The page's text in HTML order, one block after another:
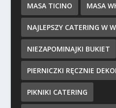
MASA TICINO MASA
NAJLEPSZY CATERING W
NIEZAPOMINAJKI BUKIET
PIERNICZKI RĘCZNIE
PIKNIKI CATERING